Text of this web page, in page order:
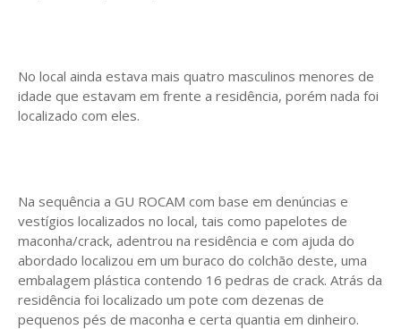
No local ainda estava mais quatro masculinos menores de
idade que estavam em frente a residência, porém nada foi
localizado com eles.
Na sequência a GU ROCAM com base em denúncias e
vestígios localizados no local, tais como papelotes de
maconha/crack, adentrou na residência e com ajuda do
abordado localizou em um buraco do colchão deste, uma
embalagem plástica contendo 16 pedras de crack. Atrás da
residência foi localizado um pote com dezenas de
pequenos pés de maconha e certa quantia em dinheiro.